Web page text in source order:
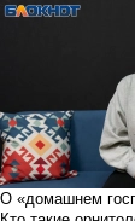
О «домашнем